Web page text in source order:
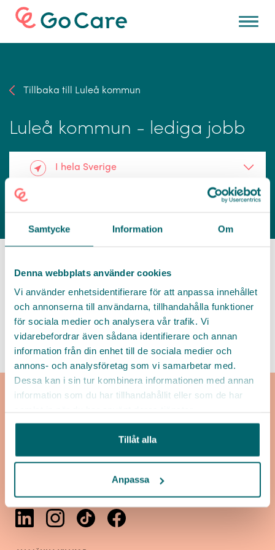
Samtycke Information Om
Denna webbplats använder cookies
Vi använder enhetsidentifierare för att anpassa innehållet
och annonserna till användarna, tillhandahålla funktioner
för sociala medier och analysera vår trafik. Vi
vidarebefordrar även sådana identifierare och annan
information från din enhet till de sociala medier och
annons- och analysföretag som vi samarbetar med.
Dessa kan i sin tur kombinera informationen med annan
information som du har tillhandahållit eller som de har
Tillåt alla
Anpassa
För arbetsgivare
Tillbaka till Luleå kommun
Luleå kommun - lediga jobb
I hela Sverige
Karta
Alla arbetsgivare